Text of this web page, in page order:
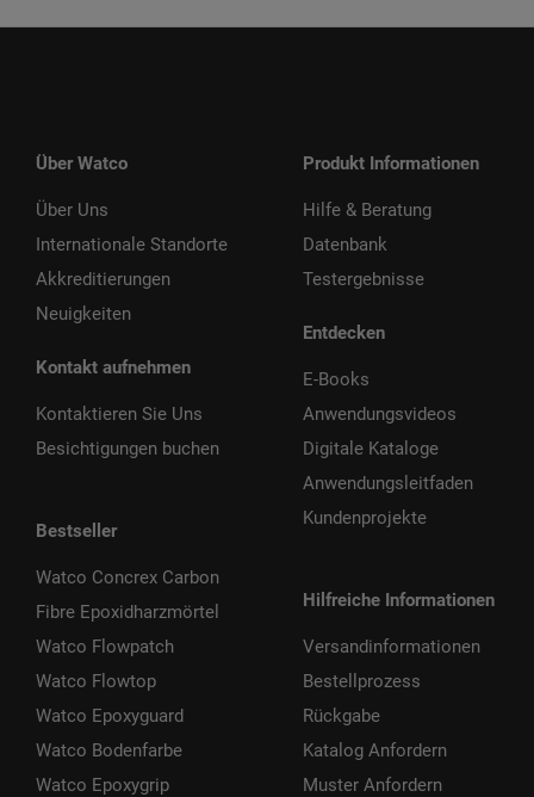
Über Watco
Über Uns
Internationale Standorte
Akkreditierungen
Neuigkeiten
Kontakt aufnehmen
Kontaktieren Sie Uns
Besichtigungen buchen
Bestseller
Watco Concrex Carbon
Fibre Epoxidharzmörtel
Watco Flowpatch
Watco Flowtop
Watco Epoxyguard
Watco Bodenfarbe
Watco Epoxygrip
Produkt Informationen
Hilfe & Beratung
Datenbank
Testergebnisse
Entdecken
E-Books
Anwendungsvideos
Digitale Kataloge
Anwendungsleitfaden
Kundenprojekte
Hilfreiche Informationen
Versandinformationen
Bestellprozess
Rückgabe
Katalog Anfordern
Muster Anfordern